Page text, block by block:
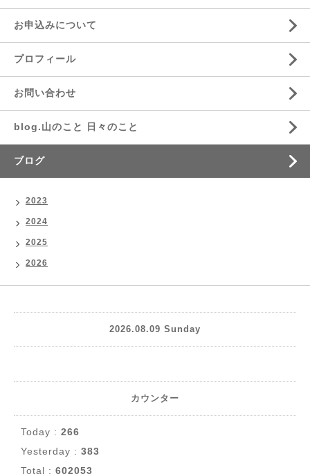
お申込みについて
プロフィール
お問い合わせ
blog.山のこと 日々のこと
ブログ
2023
2024
2025
2026
2026.08.09 Sunday
カウンター
Today : 266
Yesterday : 383
Total : 602053